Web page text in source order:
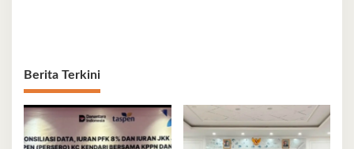
Berita Terkini